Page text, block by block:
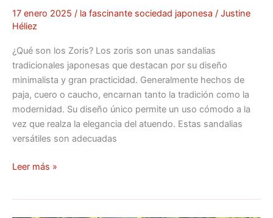
17 enero 2025 / la fascinante sociedad japonesa / Justine
Héliez
¿Qué son los Zoris? Los zoris son unas sandalias
tradicionales japonesas que destacan por su diseño
minimalista y gran practicidad. Generalmente hechos de
paja, cuero o caucho, encarnan tanto la tradición como la
modernidad. Su diseño único permite un uso cómodo a la
vez que realza la elegancia del atuendo. Estas sandalias
versátiles son adecuadas
Leer más »